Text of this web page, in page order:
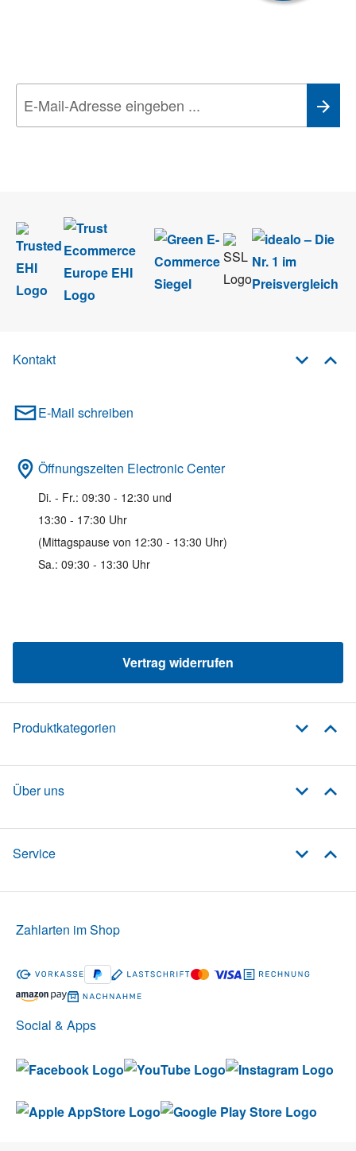
Kontakt
E-Mail schreiben
Öffnungszeiten Electronic Center
Di. - Fr.: 09:30 - 12:30 und
13:30 - 17:30 Uhr
(Mittagspause von 12:30 - 13:30 Uhr)
Sa.: 09:30 - 13:30 Uhr
Vertrag widerrufen
Produktkategorien
Über uns
Service
Social & Apps
Zahlarten im Shop